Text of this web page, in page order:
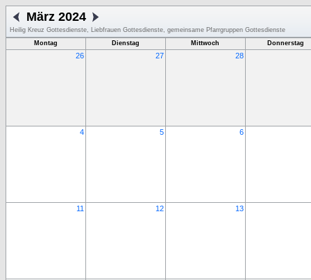
März 2024
Heilig Kreuz Gottesdienste, Liebfrauen Gottesdienste, gemeinsame Pfarrgruppen Gottesdienste
Montag
Dienstag Mittwoch Donnerstag
26 27 28
4 5 6
11 12 13